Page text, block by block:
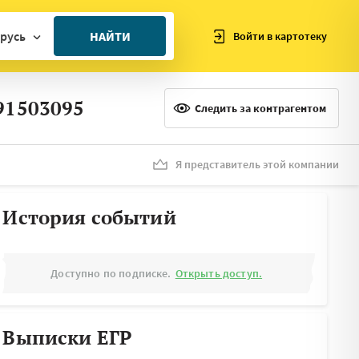
НАЙТИ Войти в картотеку
Следить за контрагентом
Я представитель этой компании
История событий
Доступно по подписке. Открыть доступ.
Выписки ЕГР